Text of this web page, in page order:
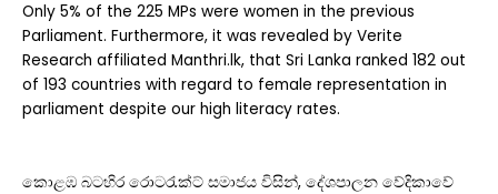
Only 5% of the 225 MPs were women in the previous
Parliament. Furthermore, it was revealed by Verite
Research affiliated Manthri.lk, that Sri Lanka ranked 182 out
of 193 countries with regard to female representation in
parliament despite our high literacy rates.
කොළඹ බටහිර රොටරැක්ට් සමාජය විසින්, දේශපාලන වේදිකාවේ